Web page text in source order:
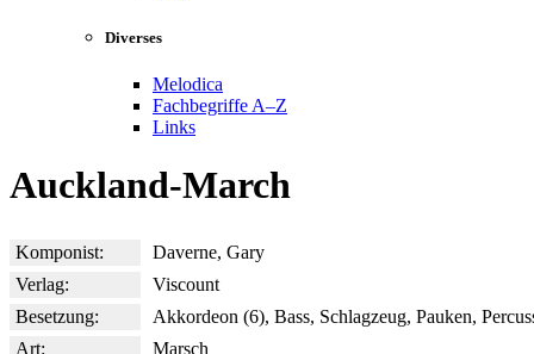
Diverses
Melodica
Fachbegriffe A–Z
Links
Auckland-March
Komponist:
Daverne, Gary
Verlag:
Viscount
Besetzung:
Akkordeon (6), Bass, Schlagzeug, Pauken,
Art:
Marsch